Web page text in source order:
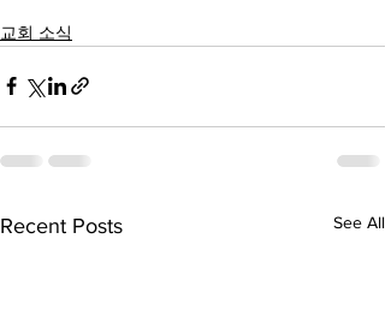
교회 소식
Recent Posts See All